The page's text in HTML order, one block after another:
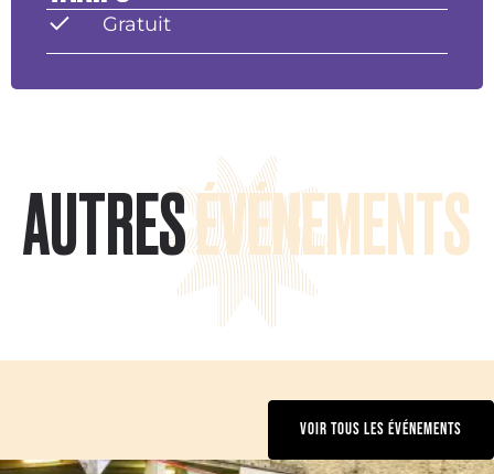
Gratuit
AUTRESÉVÉNEMENTS
VOIR TOUS LES ÉVÉNEMENTS